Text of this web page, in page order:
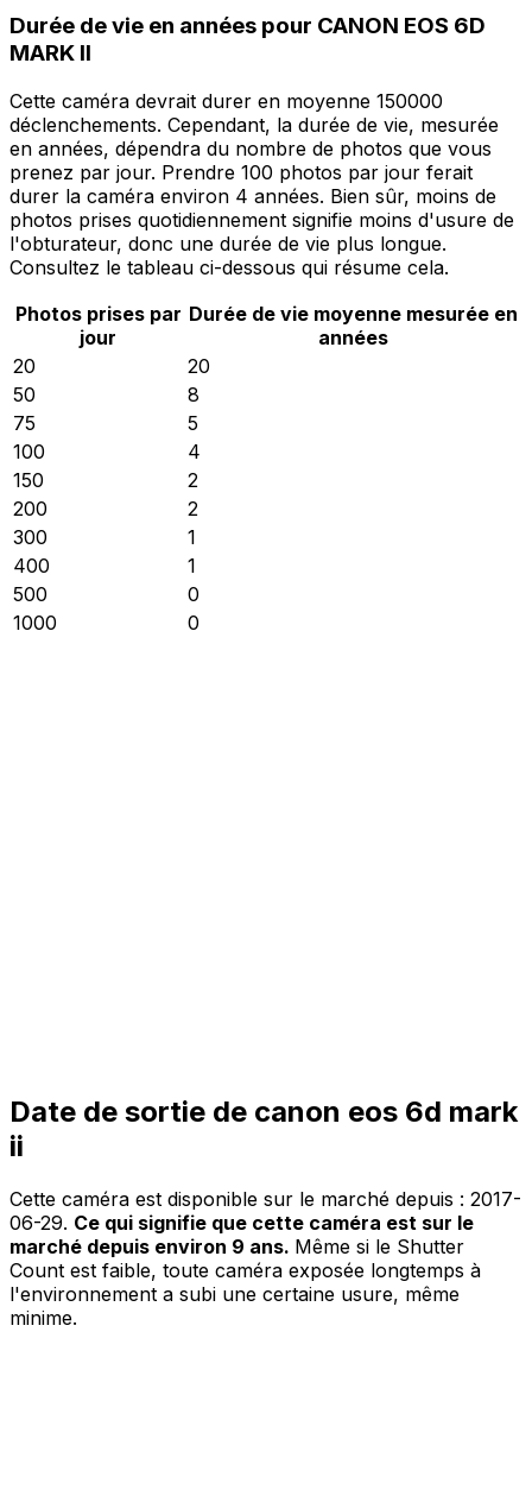
Durée de vie en années pour CANON EOS 6D
MARK II
Cette caméra devrait durer en moyenne 150000
déclenchements. Cependant, la durée de vie, mesurée
en années, dépendra du nombre de photos que vous
prenez par jour. Prendre 100 photos par jour ferait
durer la caméra environ 4 années. Bien sûr, moins de
photos prises quotidiennement signifie moins d'usure de
l'obturateur, donc une durée de vie plus longue.
Consultez le tableau ci-dessous qui résume cela.
Photos prises par
jour
Durée de vie moyenne mesurée en
années
20
20
50
8
75
5
100
4
150
2
200
2
300
1
400
1
500
0
1000
0
Date de sortie de canon eos 6d mark
ii
Cette caméra est disponible sur le marché depuis : 2017-
06-29. Ce qui signifie que cette caméra est sur le
marché depuis environ 9 ans. Même si le Shutter
Count est faible, toute caméra exposée longtemps à
l'environnement a subi une certaine usure, même
minime.